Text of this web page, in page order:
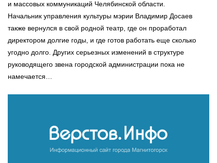
и массовых коммуникаций Челябинской области.
Начальник управления культуры мэрии Владимир Досаев
также вернулся в свой родной театр, где он проработал
директором долгие годы, и где готов работать еще сколько
угодно долго. Других серьезных изменений в структуре
руководящего звена городской администрации пока не
намечается…